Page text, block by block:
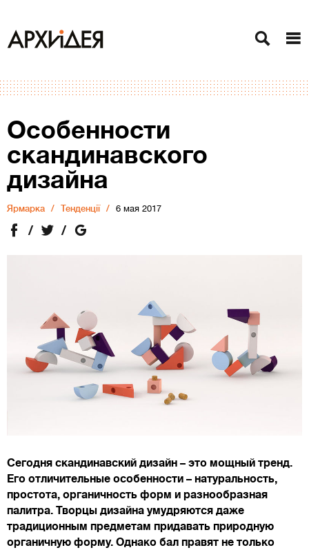
Особенности
скандинавского
дизайна
Ярмарка Тенденції 6 мая 2017
Сегодня скандинавский дизайн – это мощный тренд.
Его отличительные особенности – натуральность,
простота, органичность форм и разнообразная
палитра. Творцы дизайна умудряются даже
традиционным предметам придавать природную
органичную форму. Однако бал правят не только